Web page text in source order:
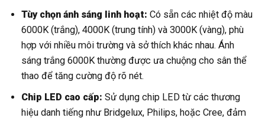
Tùy chọn ánh sáng linh hoạt: Có sẵn các nhiệt độ màu
6000K (trắng), 4000K (trung tính) và 3000K (vàng), phù
hợp với nhiều môi trường và sở thích khác nhau. Ánh
sáng trắng 6000K thường được ưa chuộng cho sân thể
thao để tăng cường độ rõ nét.
Chip LED cao cấp: Sử dụng chip LED từ các thương
hiệu danh tiếng như Bridgelux, Philips, hoặc Cree, đảm